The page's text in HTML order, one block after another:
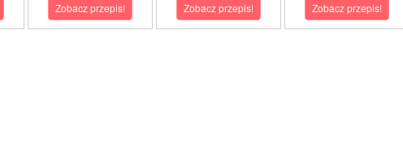
Zobacz przepis! Zobacz przepis! Zobacz przepis!